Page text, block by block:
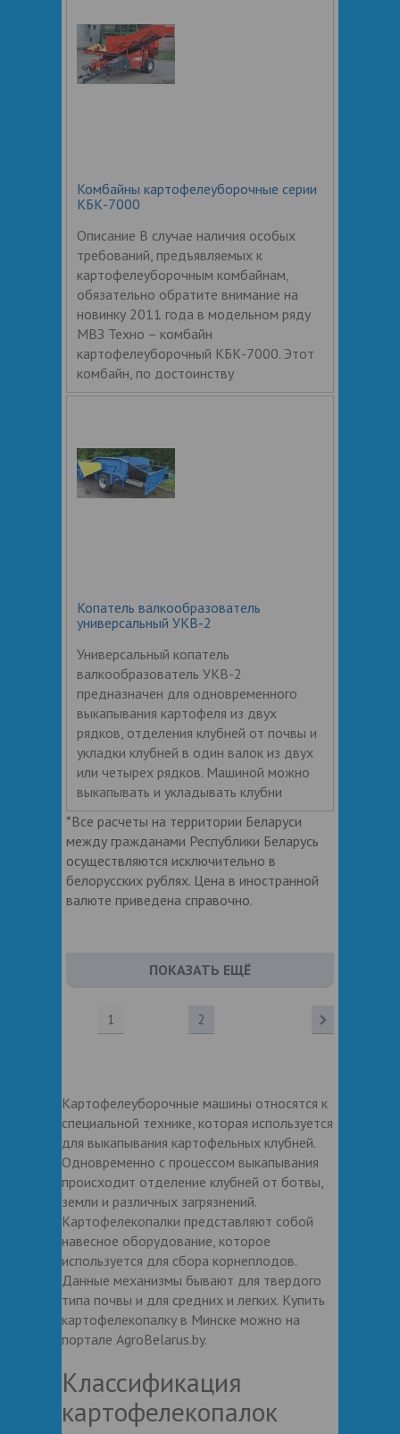
Комбайны картофелеуборочные серии
КБК-7000
Описание В случае наличия особых
требований, предъявляемых к
картофелеуборочным комбайнам,
обязательно обратите внимание на
новинку 2011 года в модельном ряду
МВЗ Техно – комбайн
картофелеуборочный КБК-7000. Этот
комбайн, по достоинству
Копатель валкообразователь
универсальный УКВ-2
Универсальный копатель
валкообразователь УКВ-2
предназначен для одновременного
выкапывания картофеля из двух
рядков, отделения клубней от почвы и
укладки клубней в один валок из двух
или четырех рядков. Машиной можно
выкапывать и укладывать клубни
*Все расчеты на территории Беларуси
между гражданами Республики Беларусь
осуществляются исключительно в
белорусских рублях. Цена в иностранной
валюте приведена справочно.
ПОКАЗАТЬ ЕЩЁ
1 2
Картофелеуборочные машины относятся к
специальной технике, которая используется
для выкапывания картофельных клубней.
Одновременно с процессом выкапывания
происходит отделение клубней от ботвы,
земли и различных загрязнений.
Картофелекопалки представляют собой
навесное оборудование, которое
используется для сбора корнеплодов.
Данные механизмы бывают для твердого
типа почвы и для средних и легких. Купить
картофелекопалку в Минске можно на
портале AgroBelarus.by.
Классификация
картофелекопалок